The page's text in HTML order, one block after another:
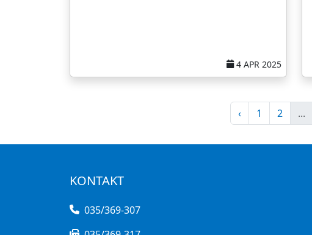
4 APR 2025
‹ 1 2 ...
KONTAKT
035/369-307